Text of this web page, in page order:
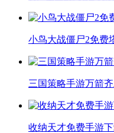
小鸟大战僵尸2免费
三国策略手游万箭
收纳天才免费手游